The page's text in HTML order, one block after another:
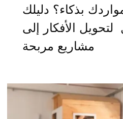
بذكاء؟ دليلك
لتحويل الأفكار إلى
مشاريع مربحة